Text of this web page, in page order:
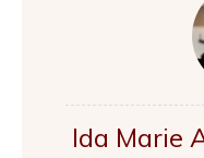
Ida Marie